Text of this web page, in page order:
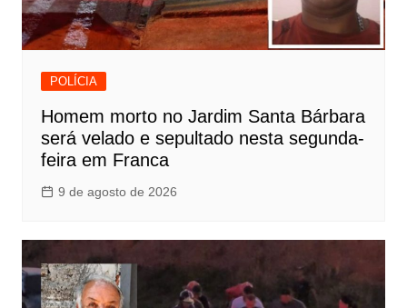
POLÍCIA
Homem morto no Jardim Santa Bárbara
será velado e sepultado nesta segunda-
feira em Franca
9 de agosto de 2026